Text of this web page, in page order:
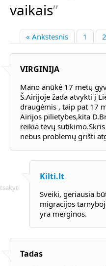
vaikais”
« Ankstesnis 1 2
VIRGINIJA
Mano anūkė 17 metų
Š.Airijoje žada atvykti į
draugėmis , taip pat 17
Airijos pilietybes,kita
reikia tėvų
nebus problemų grišti
Kilti.lt
Sveiki, geriausia
migracijos
yra merginos.
Tadas